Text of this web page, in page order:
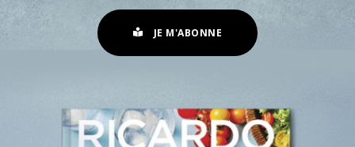
JE M'ABONNE